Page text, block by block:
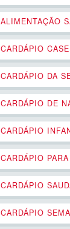
ALIMENTAÇÃO
CARDÁPIO
CARDÁPIO DA
CARDÁPIO DE
CARDÁPIO
CARDÁPIO
CARDÁPIO
CARDÁPIO